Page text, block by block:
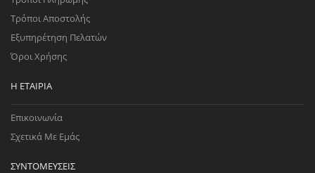
Τρόποι Αποστολής
Εξυπηρέτηση Πελατών
Όροι Χρήσης
Η ΕΤΑΙΡΊΑ
Επικοινωνία
Σχετικά Με Εμάς
ΣΥΝΤΟΜΕΎΣΕΙΣ